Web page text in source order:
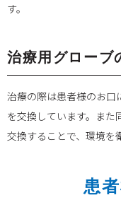
す。
治療用グローブ
治療の際は患者様のお口
を交換しています。また
交換することで、環境を
患